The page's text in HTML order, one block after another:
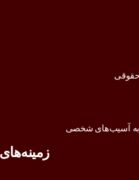
به آسیب‌های شخصی